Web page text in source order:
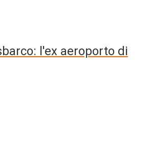
l'ex aeroporto di